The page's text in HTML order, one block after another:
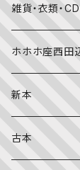
英語
春
夏
赤ちゃん（０・
文字のない絵
英語の絵本
写真絵本
ファッション
映画
伝統文化・技法
雑貨・衣類・
靴下
日記・手帳
CD
ホホホ座西田
新本
古本